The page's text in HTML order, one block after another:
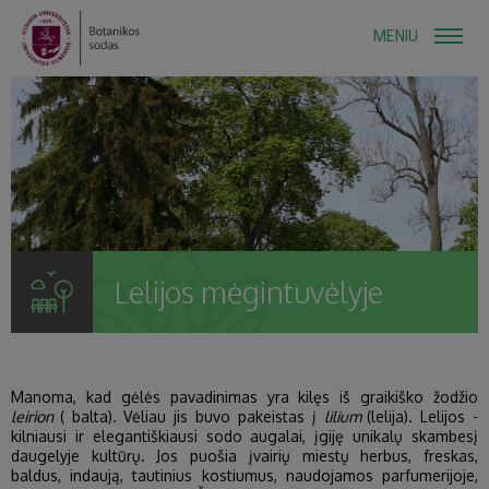
MENIU
Lelijos mėgintuvėlyje
Manoma, kad gėlės pavadinimas yra kilęs iš graikiško žodžio
leirion ( balta). Vėliau jis buvo pakeistas į lilium (lelija). Lelijos -
kilniausi ir elegantiškiausi sodo augalai, įgiję unikalų skambesį
daugelyje kultūrų. Jos puošia įvairių miestų herbus, freskas,
baldus, indaują, tautinius kostiumus, naudojamos parfumerijoje,